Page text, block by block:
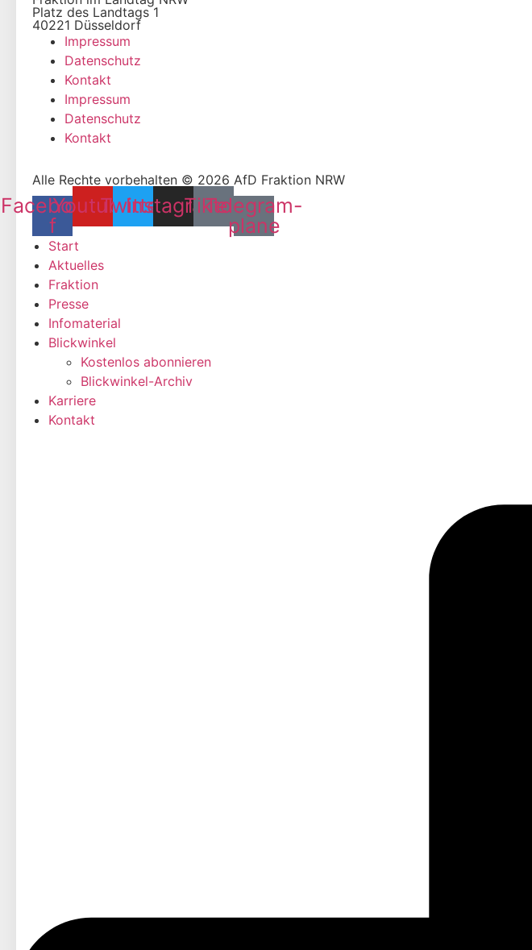
Platz des Landtags 1
40221 Düsseldorf
Impressum
Datenschutz
Kontakt
Impressum
Datenschutz
Kontakt
Alle Rechte vorbehalten © 2026 AfD Fraktion NRW
Facebook-
f
YoutubeTwitter
Instagram
Tiktok
Telegram-
plane
Start
Aktuelles
Fraktion
Presse
Infomaterial
Blickwinkel
Kostenlos abonnieren
Blickwinkel-Archiv
Karriere
Kontakt